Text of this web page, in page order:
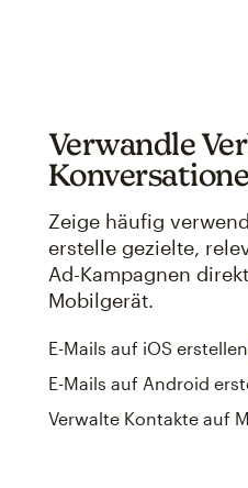
Verwandle
Zeige häufig
erstelle gezielte,
Ad-Kampagnen
Mobilgerät.
E-Mails auf iOS erstellen
E-Mails auf Android
Verwalte Kontakte auf